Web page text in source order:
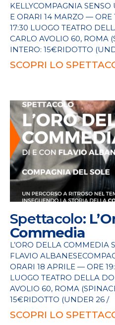
KELLYCOMPAGNIA
E ORARI 14 MARZO —
17:30 LUOGO TEATRO
CARLO AVOLIO 60, ROMA
INTERO: 15€RIDOTTO
SCOPRI LO
Spettacolo:
Commedia
L’ORO DELLA COMMEDIA
FLAVIO
ORARI 18 APRILE — ORE
LUOGO TEATRO DELLA
AVOLIO 60, ROMA
15€RIDOTTO (UNDER 26 /
SCOPRI LO